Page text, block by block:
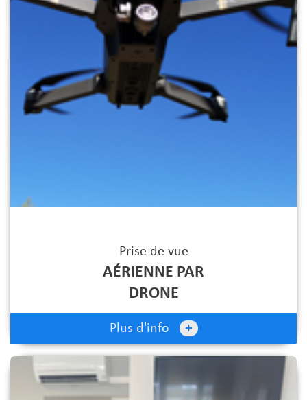
Prise de vue
AÉRIENNE PAR
DRONE
Plus d'info +